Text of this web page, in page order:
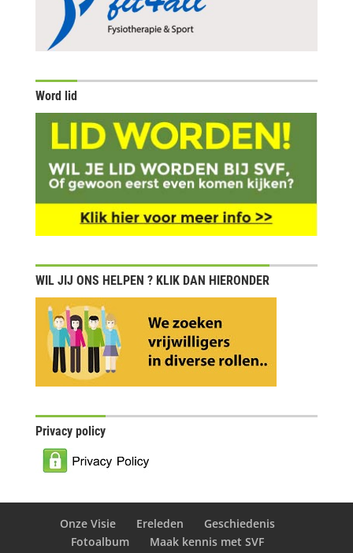
Word lid
WIL JIJ ONS HELPEN ? KLIK DAN HIERONDER
Privacy policy
Onze Visie Ereleden
Geschiedenis
Fotoalbum
Maak kennis met SVF